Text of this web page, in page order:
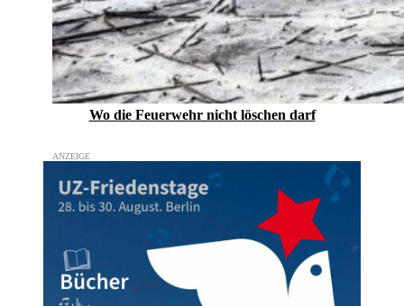
Wo die Feuerwehr nicht löschen darf